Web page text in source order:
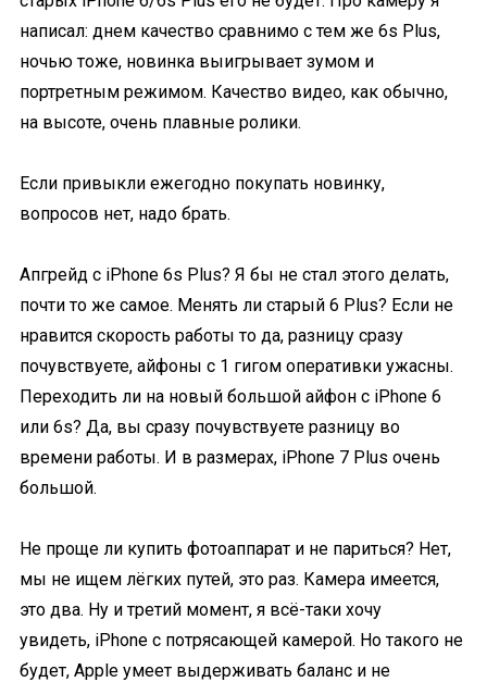
написал: днем качество сравнимо с тем же 6s Plus,
ночью тоже, новинка выигрывает зумом и
портретным режимом. Качество видео, как обычно,
на высоте, очень плавные ролики.
Если привыкли ежегодно покупать новинку,
вопросов нет, надо брать.
Апгрейд с iPhone 6s Plus? Я бы не стал этого делать,
почти то же самое. Менять ли старый 6 Plus? Если не
нравится скорость работы то да, разницу сразу
почувствуете, айфоны с 1 гигом оперативки ужасны.
Переходить ли на новый большой айфон с iPhone 6
или 6s? Да, вы сразу почувствуете разницу во
времени работы. И в размерах, iPhone 7 Plus очень
большой.
Не проще ли купить фотоаппарат и не париться? Нет,
мы не ищем лёгких путей, это раз. Камера имеется,
это два. Ну и третий момент, я всё-таки хочу
увидеть, iPhone с потрясающей камерой. Но такого не
будет, Apple умеет выдерживать баланс и не